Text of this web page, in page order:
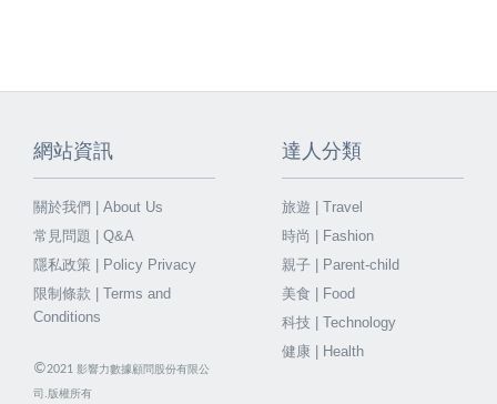
網站資訊
關於我們 | About Us
常見問題 | Q&A
隱私政策 | Policy Privacy
限制條款 | Terms and
Conditions
©2021 影響力數據顧問股份有限公
司.版權所有
達人分類
旅遊 | Travel
時尚 | Fashion
親子 | Parent-child
美食 | Food
科技 | Technology
健康 | Health